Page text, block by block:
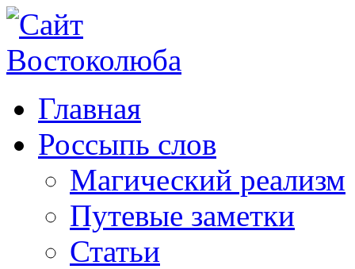
Главная
Россыпь слов
Магический реализм
Путевые заметки
Статьи